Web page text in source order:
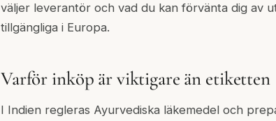
väljer leverantör och vad du kan förvänta dig av
tillgängliga i Europa.
Varför inköp är viktigare än etiketten
I Indien regleras Ayurvediska läkemedel och